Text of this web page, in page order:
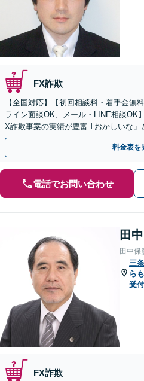
FX詐欺
【全国対応】【初回相談料・着手金無
ライン面談OK、メール・LINE相談OK
X詐欺事案の実績が豊富 ｢おかしいな
さい。
料金表を
電話でお問い合わせ
田
田中保
三
ら
受
FX詐欺